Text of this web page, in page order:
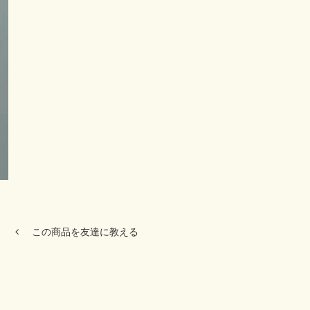
この商品を友達に教える